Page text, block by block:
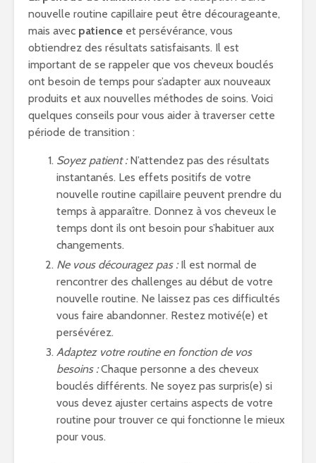
nouvelle routine capillaire peut être décourageante,
mais avec patience et persévérance, vous
obtiendrez des résultats satisfaisants. Il est
important de se rappeler que vos cheveux bouclés
ont besoin de temps pour s’adapter aux nouveaux
produits et aux nouvelles méthodes de soins. Voici
quelques conseils pour vous aider à traverser cette
période de transition :
Soyez patient :N’attendez pas des résultats
instantanés. Les effets positifs de votre
nouvelle routine capillaire peuvent prendre du
temps à apparaître. Donnez à vos cheveux le
temps dont ils ont besoin pour s’habituer aux
changements.
Ne vous découragez pas :Il est normal de
rencontrer des challenges au début de votre
nouvelle routine. Ne laissez pas ces difficultés
vous faire abandonner. Restez motivé(e) et
persévérez.
Adaptez votre routine en fonction de vos
besoins :Chaque personne a des cheveux
bouclés différents. Ne soyez pas surpris(e) si
vous devez ajuster certains aspects de votre
routine pour trouver ce qui fonctionne le mieux
pour vous.